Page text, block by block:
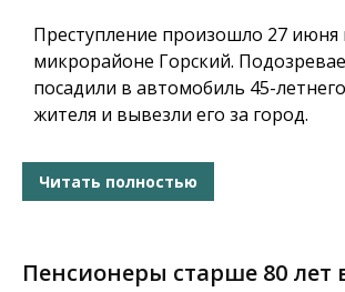
Преступление произошло 27 июня
микрорайоне Горский.
посадили в автомобиль 45-
жителя и вывезли его за город.
Читать полностью
Пенсионеры старше 80 лет